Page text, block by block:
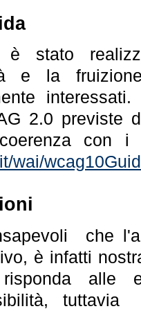
stato
e la
2.0 previste
con i
wai/
che
è infatti
alle